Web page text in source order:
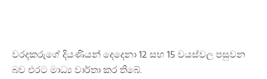
වරදකරුගේ දියණියන් දෙදෙනා 12 සහ 15 වයස්වල පසුවන
බව එරට මාධ්‍ය වාර්තා කර තිබේ.